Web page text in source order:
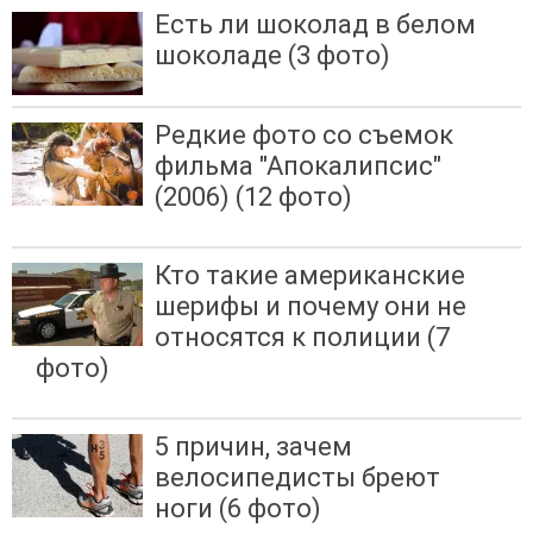
Есть ли шоколад в белом
шоколаде (3 фото)
Редкие фото со съемок
фильма "Апокалипсис"
(2006) (12 фото)
Кто такие американские
шерифы и почему они не
относятся к полиции (7
фото)
5 причин, зачем
велосипедисты бреют
ноги (6 фото)